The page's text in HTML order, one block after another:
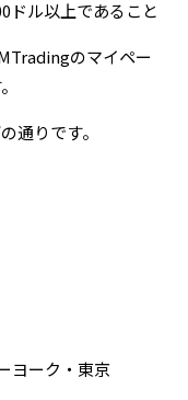
ドル以上であること
のマイペー
通りです。
ヨーク・東京